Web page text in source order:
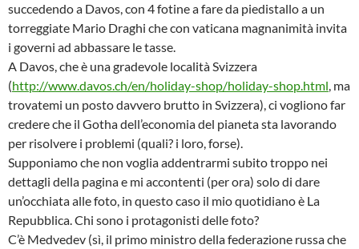
succedendo a Davos, con 4 fotine a fare da piedistallo a un
torreggiate Mario Draghi che con vaticana magnanimità invita
i governi ad abbassare le tasse.
A Davos, che è una gradevole località Svizzera
(http://www.davos.ch/en/holiday-shop/holiday-shop.html, ma
trovatemi un posto davvero brutto in Svizzera), ci vogliono far
credere che il Gotha dell’economia del pianeta sta lavorando
per risolvere i problemi (quali? i loro, forse).
Supponiamo che non voglia addentrarmi subito troppo nei
dettagli della pagina e mi accontenti (per ora) solo di dare
un’occhiata alle foto, in questo caso il mio quotidiano è La
Repubblica. Chi sono i protagonisti delle foto?
C’è Medvedev (sì, il primo ministro della federazione russa che